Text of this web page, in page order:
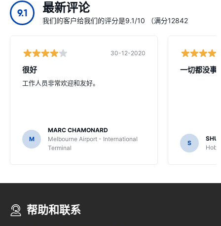
9.1 最新评论
我们的客户给我们的评分是9.1/10 （满分12842
30-12-2020
很好
工作人员非常欢迎和友好。
M
MARC CHAMONARD
Melbourne Airport - International
Terminal
一切都没事
S
帮助和联系